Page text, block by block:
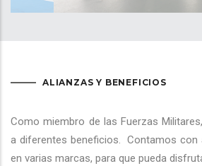
ALIANZAS Y BENEFICIOS
Como miembro de las Fuerzas
a diferentes beneficios. Contamos con
en varias marcas, para que pueda